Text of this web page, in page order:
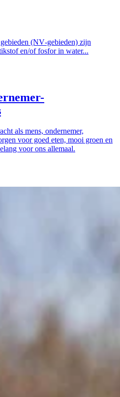
(NV‑gebieden) zijn
en/of fosfor in water...
als mens, ondernemer,
voor goed eten, mooi groen en
voor ons allemaal.